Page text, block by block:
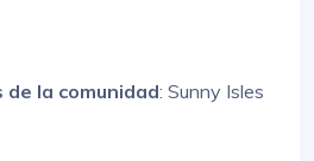
la comunidad: Sunny Isles